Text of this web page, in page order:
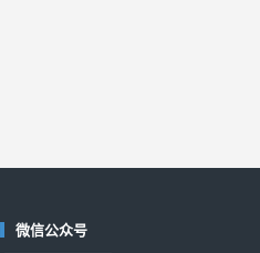
微信公众号